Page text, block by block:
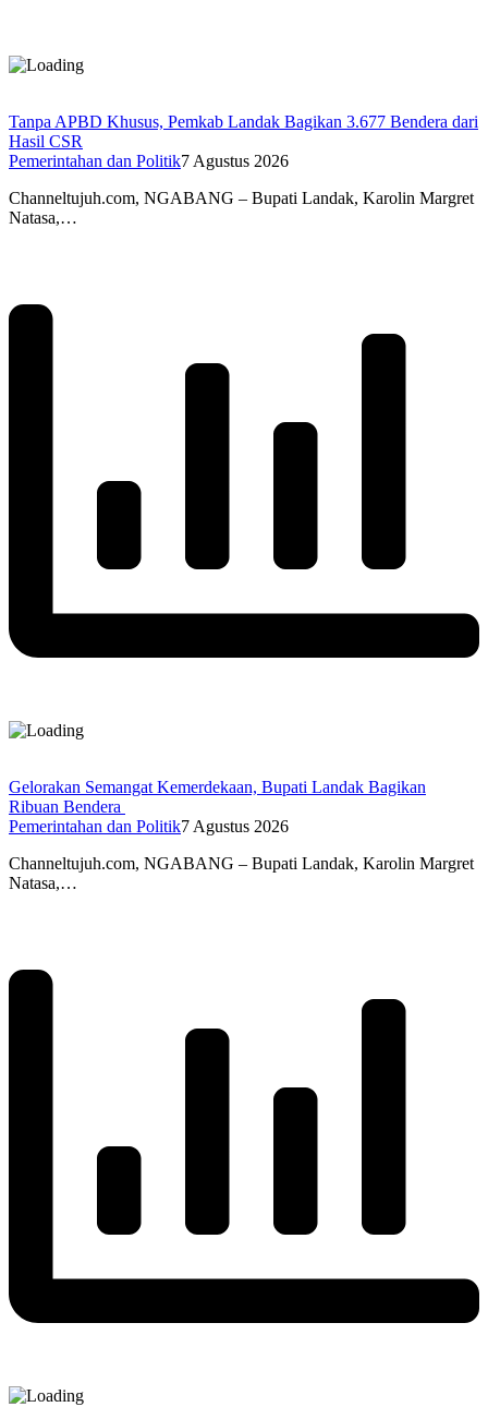
Tanpa APBD Khusus, Pemkab Landak Bagikan 3.677 Bendera dari
Hasil CSR
Pemerintahan dan Politik7 Agustus 2026
Channeltujuh.com, NGABANG – Bupati Landak, Karolin Margret
Natasa,…
Gelorakan Semangat Kemerdekaan, Bupati Landak Bagikan
Ribuan Bendera
Pemerintahan dan Politik7 Agustus 2026
Channeltujuh.com, NGABANG – Bupati Landak, Karolin Margret
Natasa,…